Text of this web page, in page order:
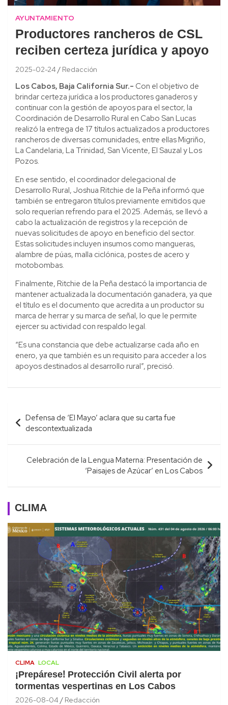
AYUNTAMIENTO
Productores rancheros de CSL
reciben certeza jurídica y apoyo
2025-02-24 Redacción
Los Cabos, Baja California Sur.- Con el objetivo de
brindar certeza jurídica a los productores ganaderos y
continuar con la gestión de apoyos para el sector, la
Coordinación de Desarrollo Rural en Cabo San Lucas
realizó la entrega de 17 títulos actualizados a productores
rancheros de diversas comunidades, entre ellas Migriño,
La Candelaria, La Trinidad, San Vicente, El Sauzal y Los
Pozos.
En ese sentido, el coordinador delegacional de
Desarrollo Rural, Joshua Ritchie de la Peña informó que
también se entregaron títulos previamente emitidos que
solo requerían refrendo para el 2025. Además, se llevó a
cabo la actualización de registros y la recepción de
nuevas solicitudes de apoyo en beneficio del sector.
Estas solicitudes incluyen insumos como mangueras,
alambre de púas, malla ciclónica, postes de acero y
motobombas.
Finalmente, Ritchie de la Peña destacó la importancia de
mantener actualizada la documentación ganadera, ya que
el título es el documento que acredita a un productor su
marca de herrar y su marca de señal, lo que le permite
ejercer su actividad con respaldo legal.
“Es una constancia que debe actualizarse cada año en
enero, ya que también es un requisito para acceder a los
apoyos destinados al desarrollo rural”, precisó.
Navegación
de
entradas
Defensa de ‘El Mayo’ aclara que su carta fue
descontextualizada
Celebración de la Lengua Materna: Presentación de
‘Paisajes de Azúcar’ en Los Cabos
CLIMA
CLIMA LOCAL
¡Prepárese! Protección Civil alerta por
tormentas vespertinas en Los Cabos
2026-08-04 Redacción